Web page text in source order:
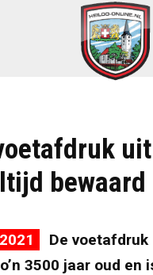
uit
bewaard
De voetafdruk
3500 jaar oud en